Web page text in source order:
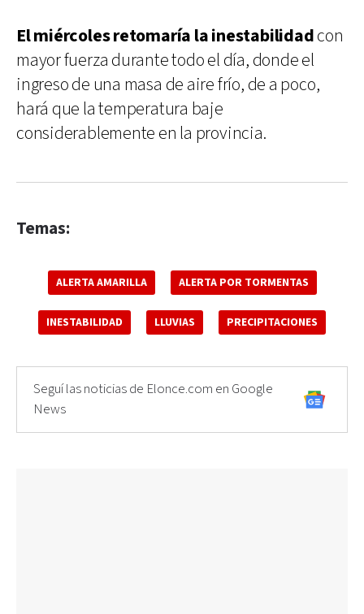
El miércoles retomaría la inestabilidadcon
mayor fuerza durante todo el día, donde el
ingreso de una masa de aire frío, de a poco,
hará que la temperatura baje
considerablemente en la provincia.
Temas:
ALERTA AMARILLA ALERTA POR TORMENTAS
INESTABILIDAD LLUVIAS PRECIPITACIONES
Seguí las noticias de Elonce.com en Google
News